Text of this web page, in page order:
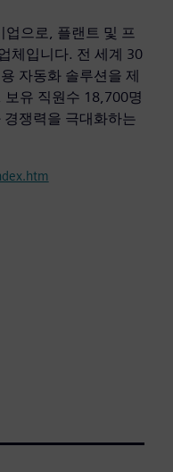
업으로, 플랜트 및 프
체입니다. 전 세계 30
자동화 솔루션을 제
유 직원수 18,700명
쟁력을 극대화하는